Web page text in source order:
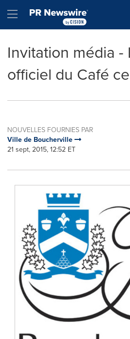
Hamburger menu
Invitation média
officiel du Café
NOUVELLES FOURNIES PAR
Ville de Boucherville
21 sept, 2015, 12:52 ET